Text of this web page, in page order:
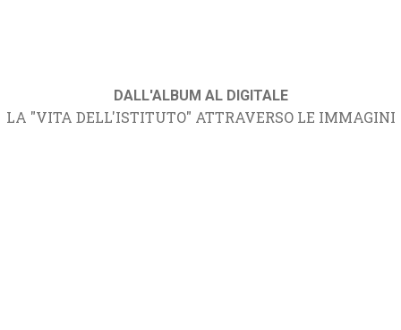
DALL'ALBUM AL DIGITALE
LA "VITA DELL'ISTITUTO" ATTRAVERSO LE IMMAGINI